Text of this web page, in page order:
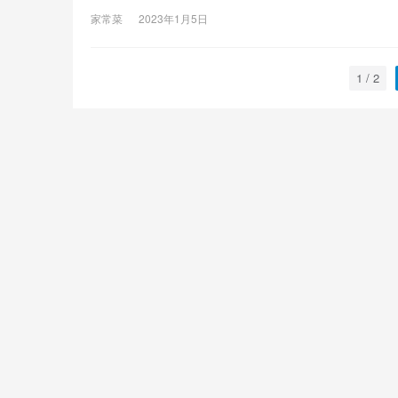
小苏打
家常菜 2023年1月5日
1 / 2